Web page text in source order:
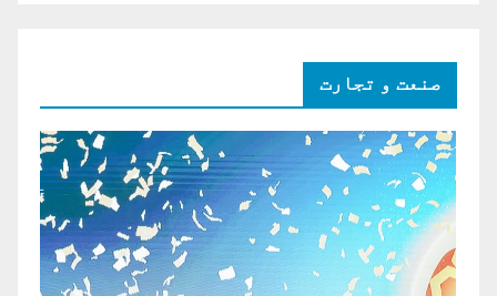
صنعت و تجارت